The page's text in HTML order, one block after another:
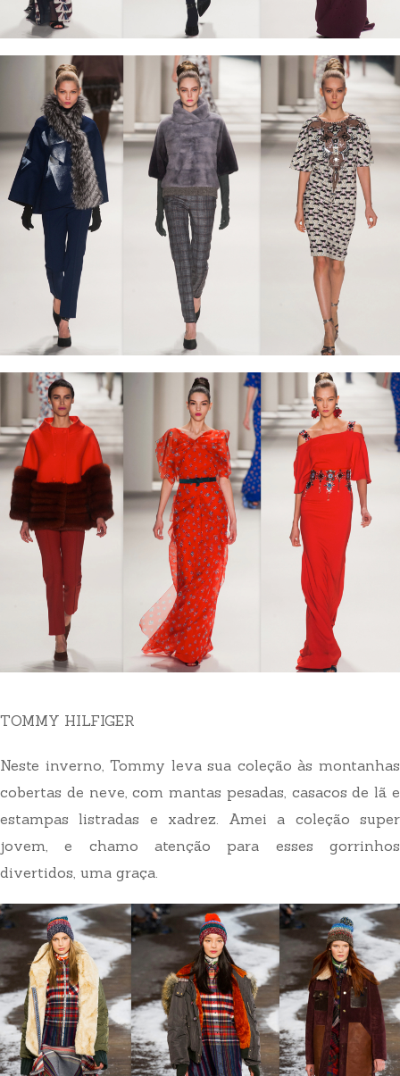
TOMMY HILFIGER
Neste inverno, Tommy leva sua coleção às montanhas
cobertas de neve, com mantas pesadas, casacos de lã e
estampas listradas e xadrez. Amei a coleção super
jovem, e chamo atenção para esses gorrinhos
divertidos, uma graça.